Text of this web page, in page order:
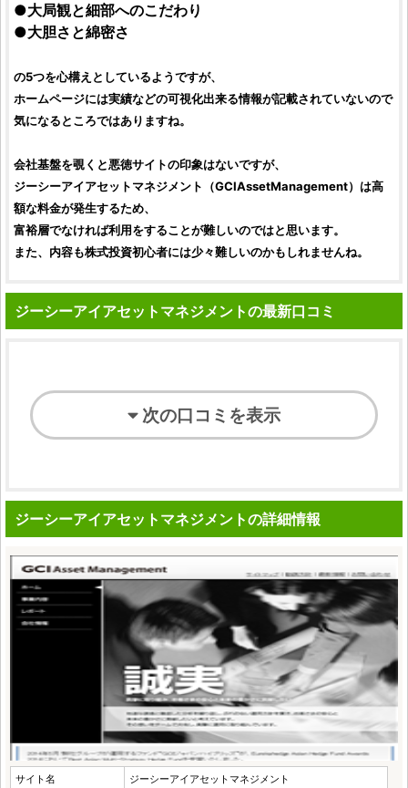
●大局観と細部へのこだわり
●大胆さと綿密さ
の5つを心構えとしているようですが、
ホームページには実績などの可視化出来る情報が記載されていないので
気になるところではありますね。
会社基盤を覗くと悪徳サイトの印象はないですが、
ジーシーアイアセットマネジメント
（GCIAssetManagement）は高
額な料金が発生するため、
富裕層でなければ利用をすることが難しいのではと思います。
また、内容も株式投資初心者には少々難しいのかもしれませんね。
ジーシーアイアセットマネジメントの最新口コミ
次の口コミを表示
ジーシーアイアセットマネジメントの詳細情報
サイト名
ジーシーアイアセットマネジメント